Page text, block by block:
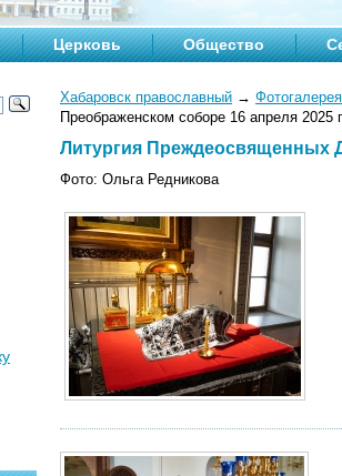
Церковь Общество
Хабаровск православный → Фотогалерея
Преображенском соборе 16 апреля 2025
Литургия Преждеосвященных
Фото: Ольга Редникова